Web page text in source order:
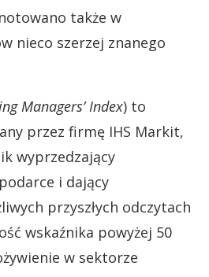
także w
nieco szerzej znanego
Managers’ Index) to
przez firmę IHS Markit,
wyprzedzający
i dający
przyszłych odczytach
wskaźnika powyżej 50
w sektorze